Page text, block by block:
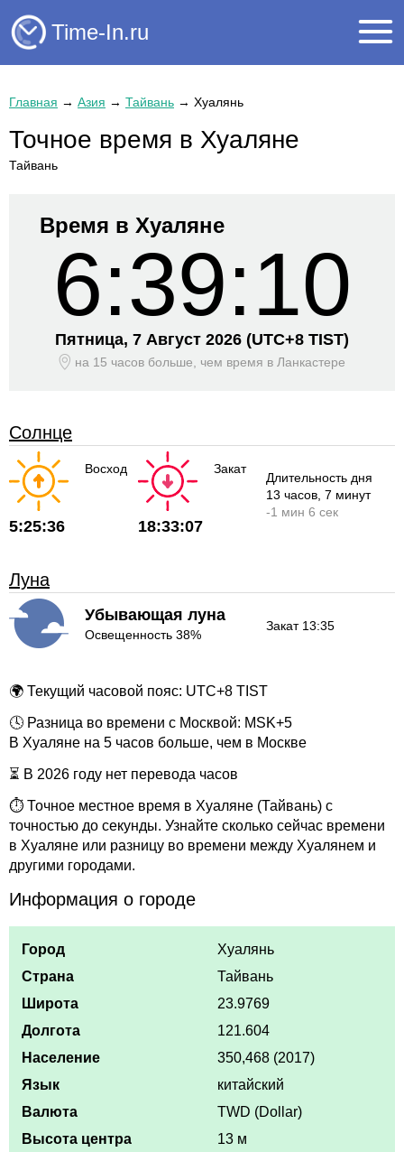
Time-In.ru
Главная → Азия → Тайвань → Хуалянь
Точное время в Хуаляне
Тайвань
Время в Хуаляне
6:39:10
Пятница, 7 Август 2026 (UTC+8 TIST)
на 15 часов больше, чем время в Ланкастере
Солнце
Восход
5:25:36
Закат
18:33:07
Длительность дня
13 часов , 7 минут
-1 мин6 сек
Луна
Убывающая луна
Освещенность 38%
Закат 13:35
🌍 Текущий часовой пояс: UTC+8 TIST
🕓 Разница во времени с Москвой: MSK+5
В Хуаляне на 5 часов больше, чем в Москве
⏳ В 2026 году нет перевода часов
⏱ Точное местное время в Хуаляне (Тайвань) с
точностью до секунды. Узнайте сколько сейчас времени
в Хуаляне или разницу во времени между Хуалянем и
другими городами.
Информация о городе
Город
Хуалянь
Страна
Тайвань
Широта
23.9769
Долгота
121.604
Население
350,468 (2017)
Язык
китайский
Валюта
TWD (Dollar)
Высота центра
13 м